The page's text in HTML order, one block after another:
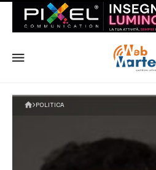
POLITICA